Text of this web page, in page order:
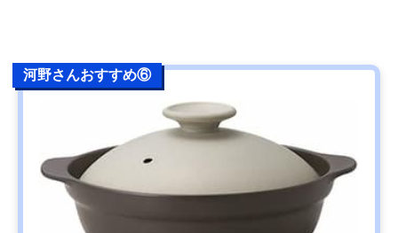
河野さんおすすめ⑥